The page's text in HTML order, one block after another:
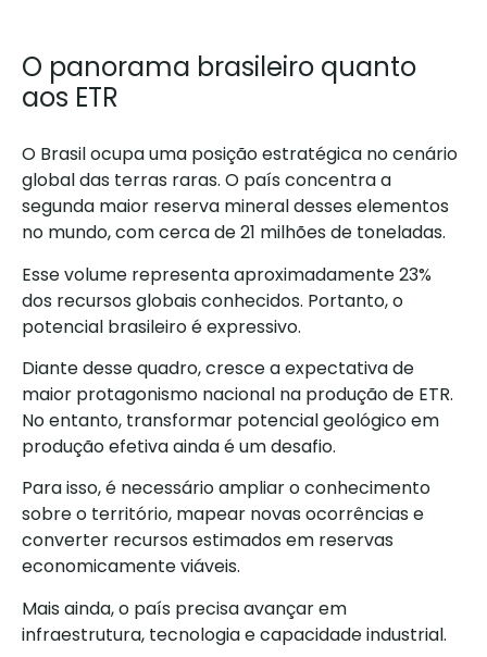
O panorama brasileiro quanto
aos ETR
O Brasil ocupa uma posição estratégica no cenário
global das terras raras. O país concentra a
segunda maior reserva mineral desses elementos
no mundo, com cerca de 21 milhões de toneladas.
Esse volume representa aproximadamente 23%
dos recursos globais conhecidos. Portanto, o
potencial brasileiro é expressivo.
Diante desse quadro, cresce a expectativa de
maior protagonismo nacional na produção de ETR.
No entanto, transformar potencial geológico em
produção efetiva ainda é um desafio.
Para isso, é necessário ampliar o conhecimento
sobre o território, mapear novas ocorrências e
converter recursos estimados em reservas
economicamente viáveis.
Mais ainda, o país precisa avançar em
infraestrutura, tecnologia e capacidade industrial.